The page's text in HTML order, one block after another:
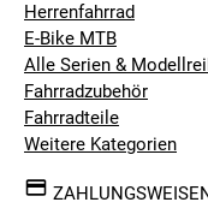
Herrenfahrrad
E-Bike MTB
Alle Serien &
Fahrradzubehör
Fahrradteile
Weitere Kategorien
ZAHLUNGSWEISEN